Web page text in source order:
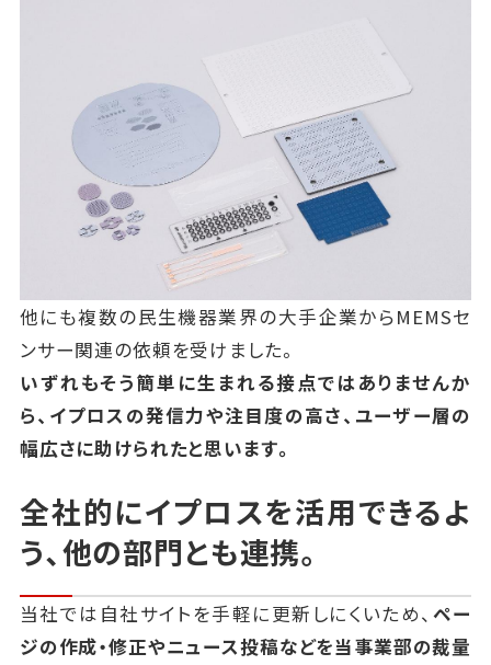
他にも複数の民生機器業界の大手企業からMEMSセ
ンサー関連の依頼を受けました。
いずれもそう簡単に生まれる接点ではありませんか
ら、イプロスの発信力や注目度の高さ、ユーザー層の
幅広さに助けられたと思います。
全社的にイプロスを活用できるよ
う、他の部門とも連携。
当社では自社サイトを手軽に更新しにくいため、 ペー
ジの作成・修正やニュース投稿などを当事業部の裁量